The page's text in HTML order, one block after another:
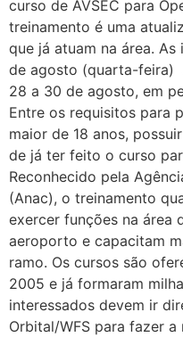
curso de AVSEC para
treinamento é uma
que já atuam na área.
de agosto (quarta-feira)
28 a 30 de agosto, em
Entre os requisitos para
maior de 18 anos,
de já ter feito o curso
Reconhecido pela
(Anac), o treinamento
exercer funções na área
aeroporto e capacitam
ramo. Os cursos são
2005 e já formaram
interessados devem ir
Orbital/WFS para fazer